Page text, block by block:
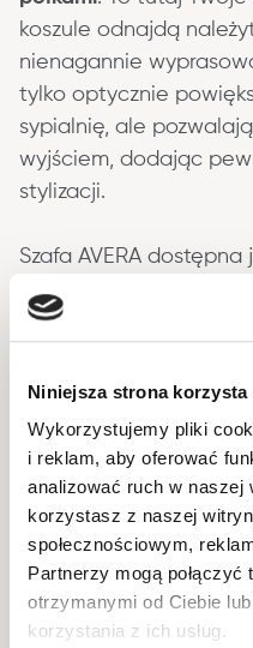
Niniejsza strona
Wykorzystujemy pliki
i reklam, aby oferować
analizować ruch w naszej
korzystasz z naszej
społecznościowym,
Partnerzy mogą
otrzymanymi od Ciebie
korzystania z ich usług.
koszule odnajdą
nienagannie
tylko optycznie
sypialnię, ale
wyjściem, dodając
stylizacji.
Szafa AVERA
szlachetnych
bieli oraz w ciepłym,
aksamitne
myślą o estetyce, która
Szafę można
Informacje
Okucia